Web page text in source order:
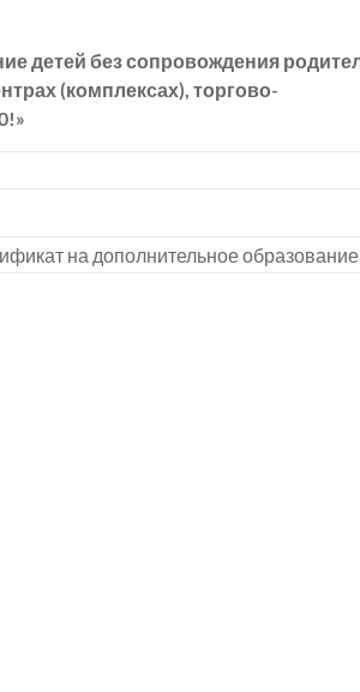
детей без сопровождения
(комплексах), торгово-
на дополнительное образование